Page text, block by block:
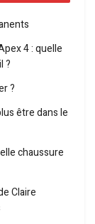
4 : quelle
?
?
être dans le
chaussure
Claire